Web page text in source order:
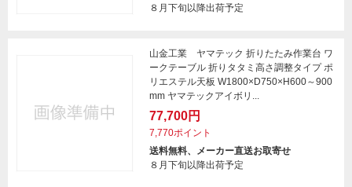
８月下旬以降出荷予定
山金工業 ヤマテック 折りたたみ作業台 ワ
ークテーブル 折りタタミ高さ調整タイプ ポ
リエステル天板 W1800×D750×H600～900
mm ヤマテックアイボリ...
77,700円
7,770ポイント
送料無料、メーカー直送お取寄せ
８月下旬以降出荷予定